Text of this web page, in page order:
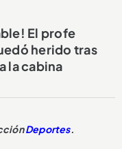
El profe
herido tras
la cabina
Deportes.